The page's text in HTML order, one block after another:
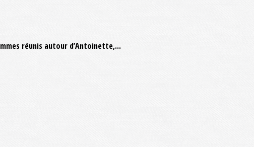
réunis autour d’Antoinette,...